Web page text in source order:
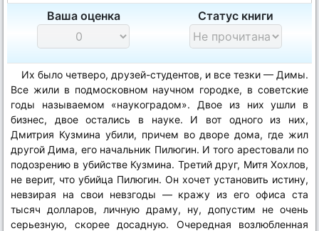
Ваша оценка Статус книги
Их было четверо, друзей-студентов, и все тезки — Димы.
Все жили в подмосковном научном городке, в советские
годы называемом «наукоградом». Двое из них ушли в
бизнес, двое остались в науке. И вот одного из них,
Дмитрия Кузмина убили, причем во дворе дома, где жил
другой Дима, его начальник Пилюгин. И того арестовали по
подозрению в убийстве Кузмина. Третий друг, Митя Хохлов,
не верит, что убийца Пилюгин. Он хочет установить истину,
невзирая на свои невзгоды — кражу из его офиса ста
тысяч долларов, личную драму, ну, допустим не очень
серьезную, скорее досадную. Очередная возлюбленная